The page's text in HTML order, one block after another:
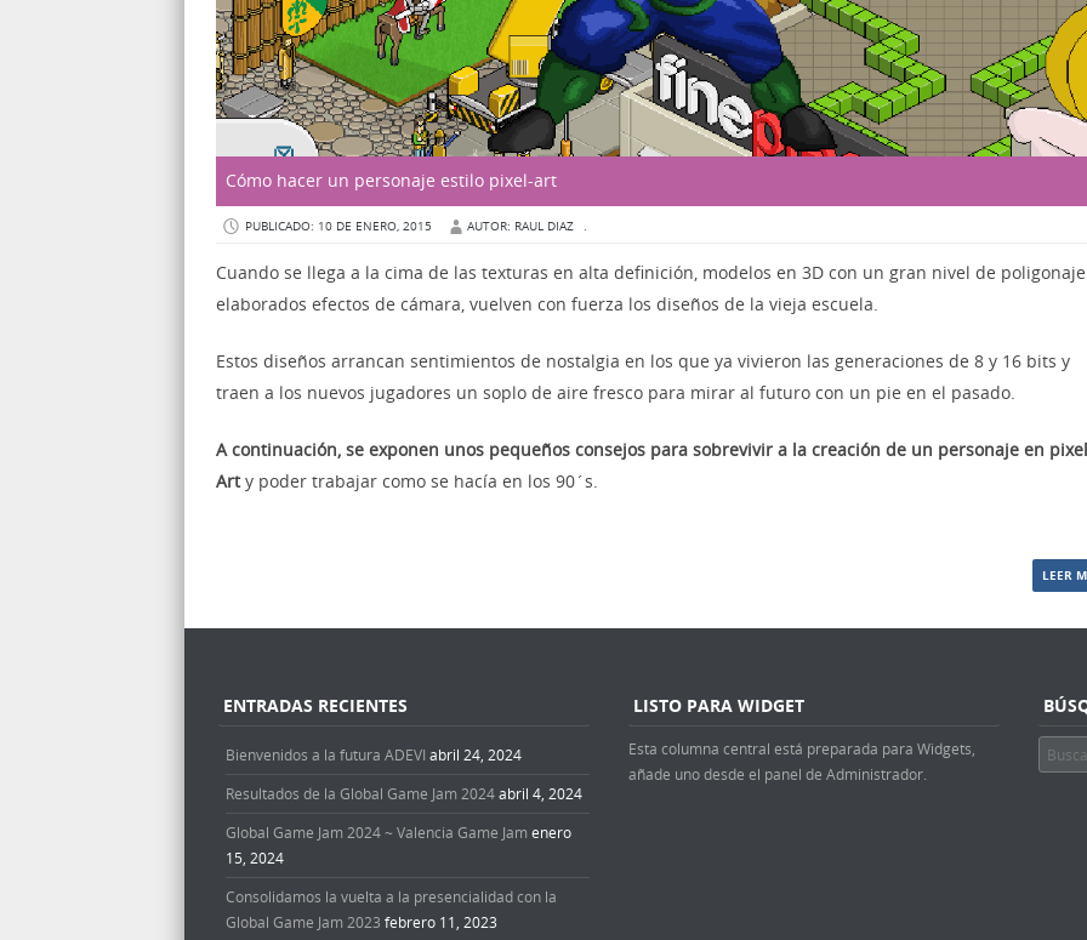
Cómo hacer un personaje estilo pixel-art
PUBLICADO: 10 DE ENERO, 2015 AUTOR: RAUL DIAZ .
Cuando se llega a la cima de las texturas en alta definición, modelos en 3D con un gran nivel de
elaborados efectos de cámara, vuelven con fuerza los diseños de la vieja escuela.
Estos diseños arrancan sentimientos de nostalgia en los que ya vivieron las generaciones de 8 y 16 bits y
traen a los nuevos jugadores un soplo de aire fresco para mirar al futuro con un pie en el pasado.
A continuación, se exponen unos pequeños consejos para sobrevivir a la creación de un personaje en
Arty poder trabajar como se hacía en los 90´s.
LEER
ENTRADAS RECIENTES
Bienvenidos a la futura ADEVI abril 24, 2024
Resultados de la Global Game Jam 2024abril 4, 2024
Global Game Jam 2024 ~ Valencia Game Jam enero
15, 2024
Consolidamos la vuelta a la presencialidad con la
Global Game Jam 2023 febrero 11, 2023
LISTO PARA WIDGET
Esta columna central está preparada para Widgets,
añade uno desde el panel de Administrador.
Buscar